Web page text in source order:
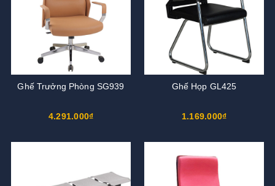
Ghế Trưởng Phòng SG939
4.291.000₫
Ghế Họp GL425
1.169.000₫